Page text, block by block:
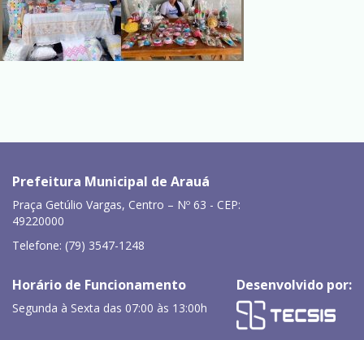
Prefeitura Municipal de Arauá
Praça Getúlio Vargas, Centro – Nº 63 - CEP:
49220000
Telefone: (79) 3547-1248
Horário de Funcionamento
Segunda à Sexta das 07:00 às 13:00h
Desenvolvido por: